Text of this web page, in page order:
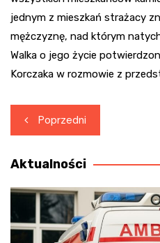
jednym z mieszkań strażacy
mężczyznę, nad którym
Walka o jego życie
Korczaka w rozmowie z
Nawigacja
wpisu
Poprzedni
Aktualności